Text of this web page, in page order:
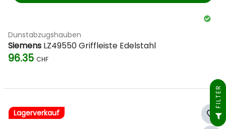
Dunstabzugshauben
Siemens LZ49550 Griffleiste Edelstahl
96.35 CHF
Lagerverkauf favorite_border
FILTER